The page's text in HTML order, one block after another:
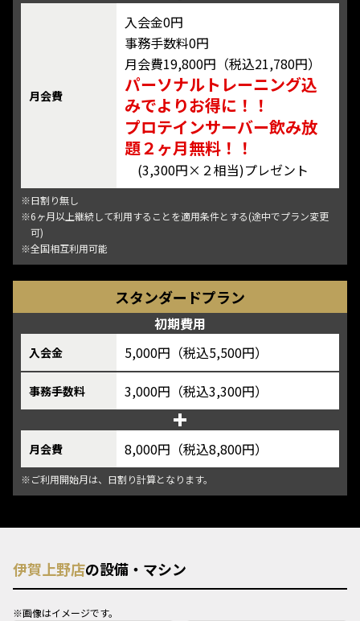
月会費
入会金0円
事務手数料0円
月会費19,800円（税込21,780円）
パーソナルトレーニング込
みでよりお得に！！
プロテインサーバー飲み放
題２ヶ月無料！！
(3,300円×２相当)プレゼント
※日割り無し
※6ヶ月以上継続して利用することを適用条件とする(途中でプラン変更
可)
※全国相互利用可能
スタンダードプラン
初期費用
入会金 5,000円（税込5,500円）
事務手数料 3,000円（税込3,300円）
月会費 8,000円（税込8,800円）
※ご利用開始月は、日割り計算となります。
伊賀上野店の設備・マシン
※画像はイメージです。